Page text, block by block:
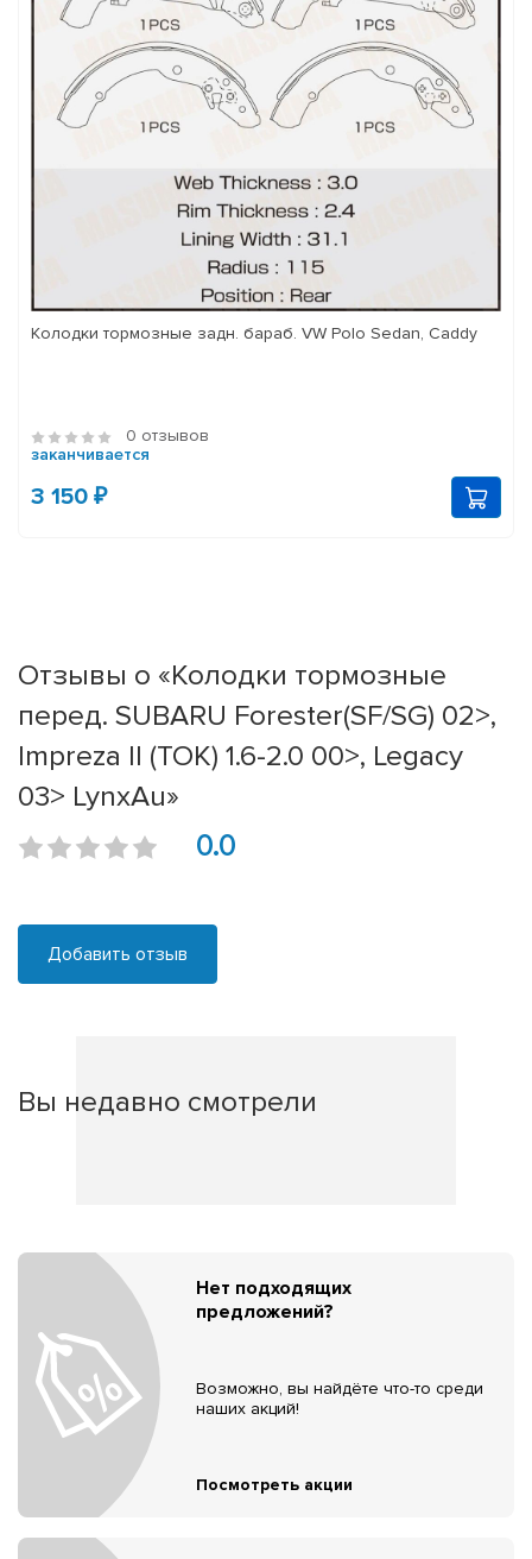
Колодки тормозные задн. бараб. VW Polo Sedan, Caddy
0 отзывов
заканчивается
3 150 ₽
Отзывы о «Колодки тормозные
перед. SUBARU Forester(SF/SG) 02>,
Impreza II (TOK) 1.6-2.0 00>, Legacy
03> LynxAu»
0.0
Добавить отзыв
Вы недавно смотрели
Нет подходящих
предложений?
Возможно, вы найдёте что-то среди
наших акций!
Посмотреть акции